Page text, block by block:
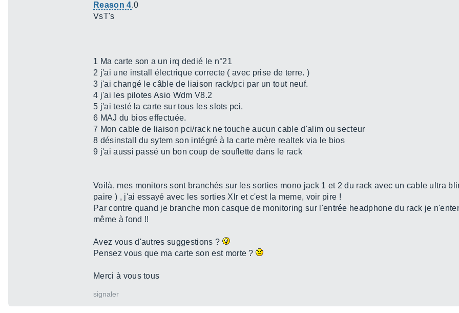
Reason 4.0
VsT's
1 Ma carte son a un irq dedié le n°21
2 j'ai une install électrique correcte ( avec prise de terre. )
3 j'ai changé le câble de liaison rack/pci par un tout neuf.
4 j'ai les pilotes Asio Wdm V8.2
5 j'ai testé la carte sur tous les slots pci.
6 MAJ du bios effectuée.
7 Mon cable de liaison pci/rack ne touche aucun cable d'alim ou secteur
8 désinstall du sytem son intégré à la carte mère realtek via le bios
9 j'ai aussi passé un bon coup de souflette dans le rack
Voilà, mes monitors sont branchés sur les sorties mono jack 1 et 2 du rack avec un cable ultra
paire ) , j'ai essayé avec les sorties Xlr et c'est la meme, voir pire !
Par contre quand je branche mon casque de monitoring sur l'entrée headphone du rack je
même à fond !!
Avez vous d'autres suggestions ?
Pensez vous que ma carte son est morte ?
Merci à vous tous
signaler